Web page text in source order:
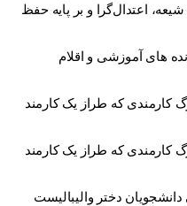
اعتدال‌گرا و بر پایه حفظ
های آموزشی و اقلام
کارمندی که طراز یک کارمند
کارمندی که طراز یک کارمند
دختر والیبالیست